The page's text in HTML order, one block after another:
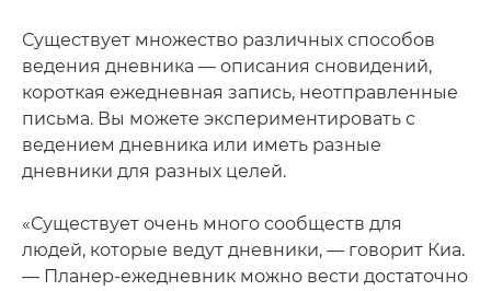
Существует множество различных способов
ведения дневника — описания сновидений,
короткая ежедневная запись, неотправленные
письма. Вы можете экспериментировать с
ведением дневника или иметь разные
дневники для разных целей.
«Существует очень много сообществ для
людей, которые ведут дневники, — говорит Киа.
— Планер-ежедневник можно вести достаточно